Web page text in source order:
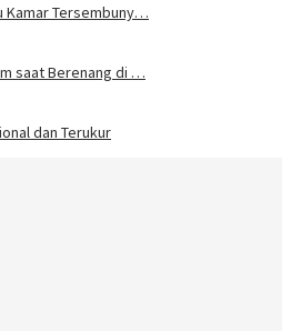
Kamar Tersembuny…
saat Berenang di …
dan Terukur